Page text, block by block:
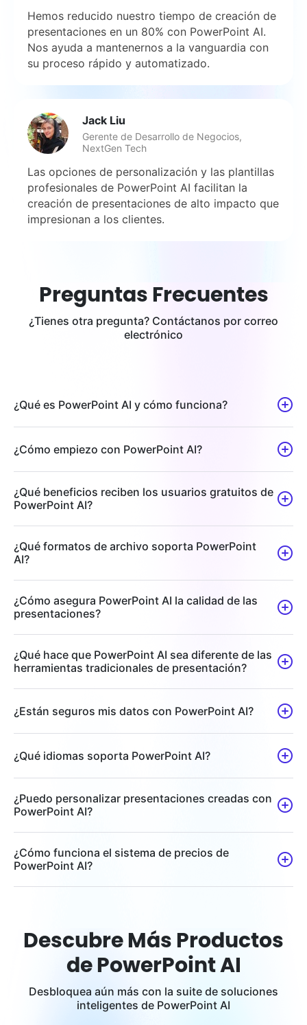
Hemos reducido nuestro tiempo de creación de
presentaciones en un 80% con PowerPoint AI.
Nos ayuda a mantenernos a la vanguardia con
su proceso rápido y automatizado.
Jack Liu
Gerente de Desarrollo de Negocios,
NextGen Tech
Las opciones de personalización y las plantillas
profesionales de PowerPoint AI facilitan la
creación de presentaciones de alto impacto que
impresionan a los clientes.
Preguntas Frecuentes
¿Tienes otra pregunta? Contáctanos por correo
electrónico
¿Qué es PowerPoint AI y cómo funciona?
¿Cómo empiezo con PowerPoint AI?
¿Qué beneficios reciben los usuarios gratuitos de
PowerPoint AI?
¿Qué formatos de archivo soporta PowerPoint
AI?
¿Cómo asegura PowerPoint AI la calidad de las
presentaciones?
¿Qué hace que PowerPoint AI sea diferente de las
herramientas tradicionales de presentación?
¿Están seguros mis datos con PowerPoint AI?
¿Qué idiomas soporta PowerPoint AI?
¿Puedo personalizar presentaciones creadas con
PowerPoint AI?
¿Cómo funciona el sistema de precios de
PowerPoint AI?
Descubre Más Productos
de PowerPoint AI
Desbloquea aún más con la suite de soluciones
inteligentes de PowerPoint AI